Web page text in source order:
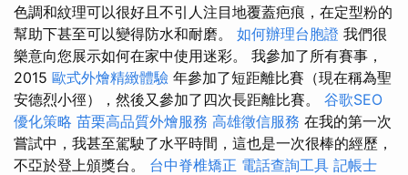
色調和紋理可以很好且不引人注目地覆蓋疤痕，在定型粉的
幫助下甚至可以變得防水和耐磨。 如何辦理台胞證 我們很
樂意向您展示如何在家中使用迷彩。 我參加了所有賽事，
2015 歐式外燴精緻體驗 年參加了短距離比賽（現在稱為聖
安德烈小徑），然後又參加了四次長距離比賽。 谷歌SEO
優化策略 苗栗高品質外燴服務 高雄徵信服務 在我的第一次
嘗試中，我甚至駕駛了水平時間，這也是一次很棒的經歷，
不亞於登上頒獎台。 台中脊椎矯正 電話查詢工具 記帳士